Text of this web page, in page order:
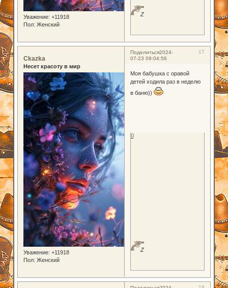
Уважение: +11918
Пол: Женский
Z
Поделиться 17
2024-
07-23 09:04:56
Ckazka
Несет красоту в мир
Уважение: +11918
Пол: Женский
Моя бабушка с оравой
детей ходила раз в неделю
в баню))
Z
0